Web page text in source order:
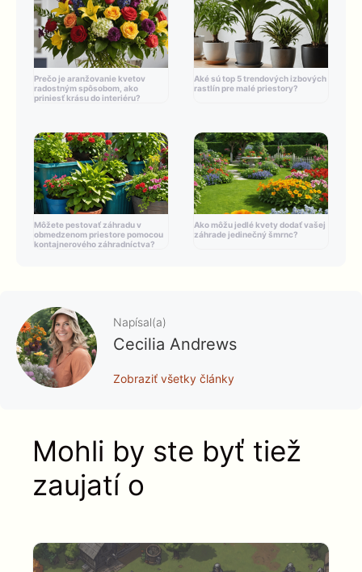
Prečo je aranžovanie kvetov
radostným spôsobom, ako
priniesť krásu do interiéru?
Aké sú top 5 trendových izbových
rastlín pre malé priestory?
Môžete pestovať záhradu v
obmedzenom priestore pomocou
kontajnerového záhradníctva?
Ako môžu jedlé kvety dodať vašej
záhrade jedinečný šmrnc?
Napísal(a)
Cecilia Andrews
Zobraziť všetky články
Mohli by ste byť tiež
zaujatí o